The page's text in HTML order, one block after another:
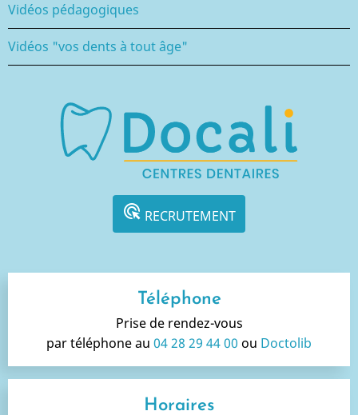
Vidéos pédagogiques
Vidéos "vos dents à tout âge"
ads_click RECRUTEMENT
Téléphone
Prise de rendez-vous
par téléphone au 04 28 29 44 00 ou Doctolib
Horaires